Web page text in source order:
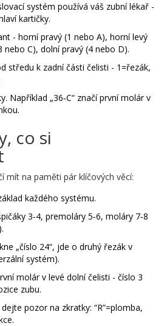
systém používá váš zubní lékař -
kartičky.
- horní pravý (1 nebo A), horní levý
nebo C), dolní pravý (4 nebo D).
středu k zadní části čelisti - 1=řezák,
Například „36‑C“ značí první molár v
co si
mít na paměti pár klíčových věcí:
každého systému.
3‑4, premoláry 5‑6, moláry 7‑8
„číslo 24“, jde o druhý řezák v
systém).
molár v levé dolní čelisti - číslo 3
zubu.
pozor na zkratky: “R”=plomba,